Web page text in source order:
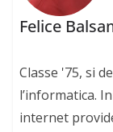
Felice
Classe '75, si
l’informatica.
internet